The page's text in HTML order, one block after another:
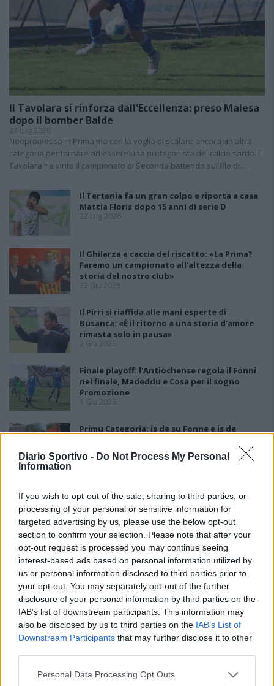
Diario Sportivo - Do Not Process My Personal
Information
If you wish to opt-out of the sale, sharing to third parties, or
processing of your personal or sensitive information for
targeted advertising by us, please use the below opt-out
section to confirm your selection. Please note that after your
opt-out request is processed you may continue seeing
interest-based ads based on personal information utilized by
us or personal information disclosed to third parties prior to
your opt-out. You may separately opt-out of the further
disclosure of your personal information by third parties on the
IAB’s list of downstream participants. This information may
also be disclosed by us to third parties on the IAB’s List of
Downstream Participants that may further disclose it to other
Personal Data Processing Opt Outs
Il Tavolara si rinforza dall'Eccellenza: preso Malesa
dopo il bomber Balde
23 Lug 2026
Neopromossa in Prima ma con la voglia di scalare ancora un'altra
categoria per tornare ad essere una protagonista del calcio sardo. Il
Tavolara ha vinto il campionato di Seconda battendo sul filo di…
Il Tertenia fa un gran colpo e riporta a casa
Mattia Floris dopo 15 anni di serie D
22 Lug 2026
Il Ghilarza a caccia del riscatto: «La Prima?
Faremo un campionato all’altezza della
storia del nostro club»
22 Giu 2026
Il Pirri si riaffida alle mani esperte di
Busanca: «Ė il ritorno a una storia d’amore
rimasta solo in pausa»
2 Giu 2026
Finale playoff: l'Antiochense regola il Fonni
nel finale, Madeddu e Cosa per il sogno
Promozione
1 Giu 2026
Primu Categoria: is de su Fonne e is de
finali po custa stagioni; chini bincit at a podi
bisai s'artziada in su campionau de sa
Il Fonni prepara la finale, Coinu: «Contro
l'Antiochense senza pressioni ma con la
giusta determinazione»
26 Mag 2026
L'Antiochense all'atto finale, Piras: «Il Fonni
è forte, batterlo sarebbe l'ennesima impresa
dei miei ragazzi»
26 Mag 2026
Playout: Sestu, Santa Giusta, Silanus e
Malaspina salve, Bariese, Barumini, Siniscola
e Sennori in Seconda